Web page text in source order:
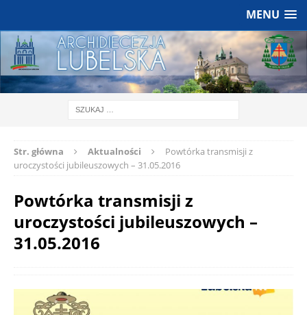
MENU
Str. główna Aktualności
Powtórka transmisji z
uroczystości jubileuszowych – 31.05.2016
Powtórka transmisji z
uroczystości jubileuszowych –
31.05.2016